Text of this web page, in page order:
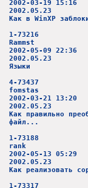
2002-03-19 15:16
2002.05.23
Как в WinXP
1-73216
Rammst
2002-05-09 22:36
2002.05.23
Языки
4-73437
fomstas
2002-03-21 13:20
2002.05.23
Как правильно
файл...
1-73188
rank
2002-05-13 05:29
2002.05.23
Как реализовать
1-73317